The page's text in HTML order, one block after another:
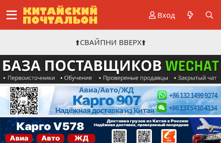
Вход
⬆️СВАЙПНИ ВВЕРХ⬆️